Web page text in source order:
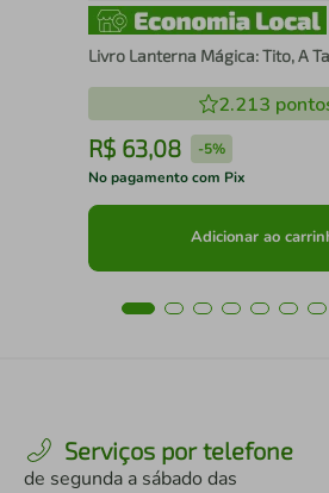
Livro Lanterna Mágica: Tito, A
2.213
R$ 63,08 -5%
No pagamento com Pix
Adicionar ao
Serviços por telefone
de segunda a sábado das